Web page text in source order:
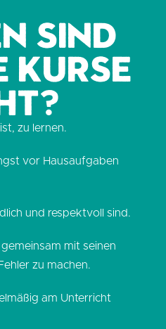
sind
Kurse
zu lernen.
vor Hausaufgaben
und respektvoll sind.
mit seinen
zu machen.
am Unterricht